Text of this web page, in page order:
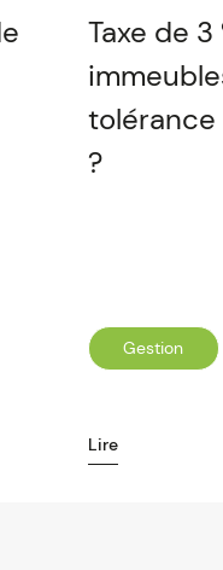
Taxe de 3
?
Gestion
Lire